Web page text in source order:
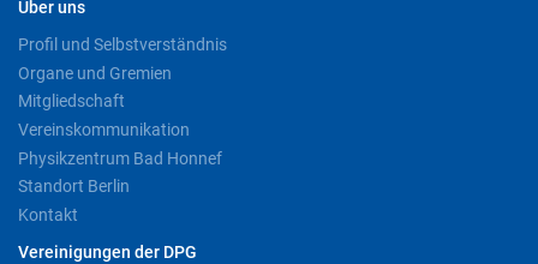
Über uns
Profil und Selbstverständnis
Organe und Gremien
Mitgliedschaft
Vereinskommunikation
Physikzentrum Bad Honnef
Standort Berlin
Kontakt
Vereinigungen der DPG